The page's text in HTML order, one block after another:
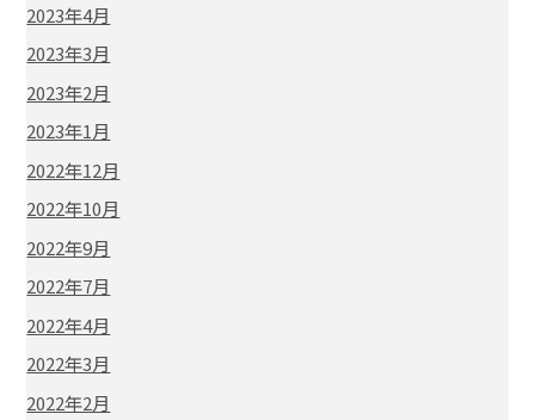
2023年4月
2023年3月
2023年2月
2023年1月
2022年12月
2022年10月
2022年9月
2022年7月
2022年4月
2022年3月
2022年2月